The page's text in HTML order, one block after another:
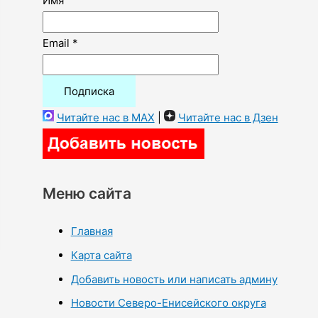
Email *
Читайте нас в MAX Читайте нас в Дзен
Меню сайта
Главная
Карта сайта
Добавить новость или написать админу
Новости Северо-Енисейского округа